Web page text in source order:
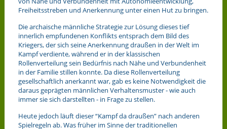
Freiheitsstreben und Anerkennung unter einen Hut zu bringen.
Die archaische männliche Strategie zur Lösung dieses tief
innerlich empfundenen Konflikts entsprach dem Bild des
Kriegers, der sich seine Anerkennung draußen in der Welt im
Kampf verdiente, während er in der klassischen
Rollenverteilung sein Bedürfnis nach Nähe und Verbundenheit
in der Familie stillen konnte. Da diese Rollenverteilung
gesellschaftlich anerkannt war, gab es keine Notwendigkeit die
daraus geprägten männlichen Verhaltensmuster - wie auch
immer sie sich darstellten - in Frage zu stellen.
Heute jedoch läuft dieser “Kampf da draußen” nach anderen
Spielregeln ab. Was früher im Sinne der traditionellen